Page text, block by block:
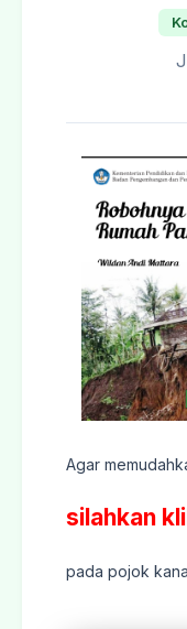
Agar
silahkan
pada pojok